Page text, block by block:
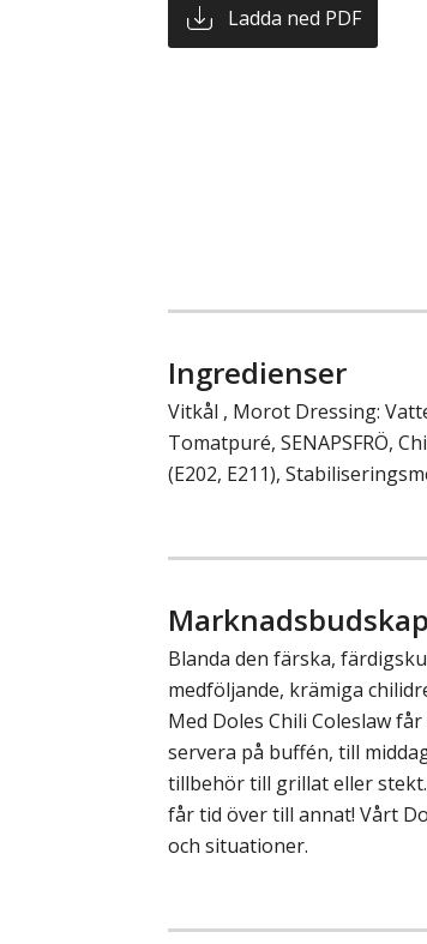
Ladda ned PDF
Ingredienser
Vitkål , Morot Dressing:
Tomatpuré, SENAPSFRÖ,
(E202, E211),
Marknadsbudskap
Blanda den färska,
medföljande, krämiga
Med Doles Chili Coleslaw
servera på buffén, till
tillbehör till grillat eller
får tid över till annat! Vårt
och situationer.